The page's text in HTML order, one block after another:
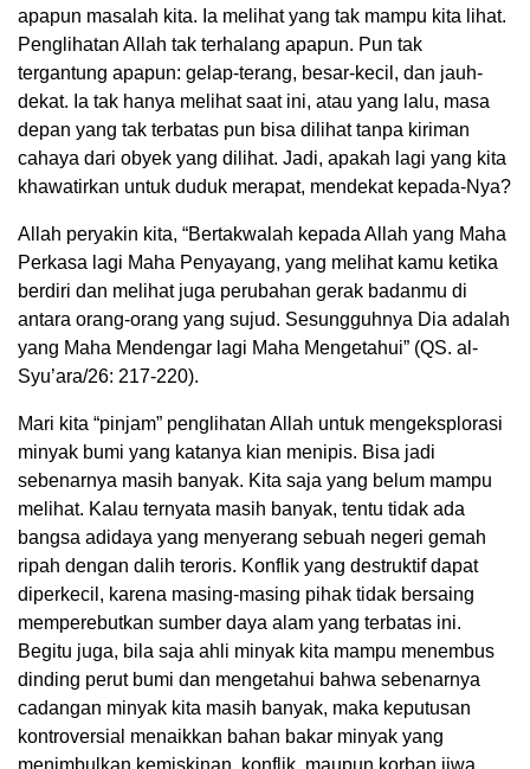
apapun masalah kita. Ia melihat yang tak mampu kita lihat.
Penglihatan Allah tak terhalang apapun. Pun tak
tergantung apapun: gelap-terang, besar-kecil, dan jauh-
dekat. Ia tak hanya melihat saat ini, atau yang lalu, masa
depan yang tak terbatas pun bisa dilihat tanpa kiriman
cahaya dari obyek yang dilihat. Jadi, apakah lagi yang kita
khawatirkan untuk duduk merapat, mendekat kepada-Nya?
Allah peryakin kita, “Bertakwalah kepada Allah yang Maha
Perkasa lagi Maha Penyayang, yang melihat kamu ketika
berdiri dan melihat juga perubahan gerak badanmu di
antara orang-orang yang sujud. Sesungguhnya Dia adalah
yang Maha Mendengar lagi Maha Mengetahui” (QS. al-
Syu’ara/26: 217-220).
Mari kita “pinjam” penglihatan Allah untuk mengeksplorasi
minyak bumi yang katanya kian menipis. Bisa jadi
sebenarnya masih banyak. Kita saja yang belum mampu
melihat. Kalau ternyata masih banyak, tentu tidak ada
bangsa adidaya yang menyerang sebuah negeri gemah
ripah dengan dalih teroris. Konflik yang destruktif dapat
diperkecil, karena masing-masing pihak tidak bersaing
memperebutkan sumber daya alam yang terbatas ini.
Begitu juga, bila saja ahli minyak kita mampu menembus
dinding perut bumi dan mengetahui bahwa sebenarnya
cadangan minyak kita masih banyak, maka keputusan
kontroversial menaikkan bahan bakar minyak yang